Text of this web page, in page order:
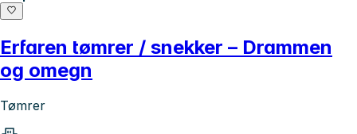
Erfaren tømrer / snekker – Drammen
og omegn
Tømrer